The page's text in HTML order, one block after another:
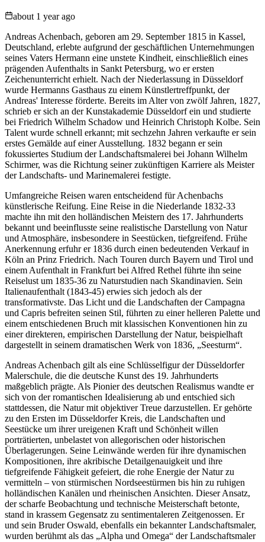
about 1 year ago
Andreas Achenbach, geboren am 29. September 1815 in Kassel,
Deutschland, erlebte aufgrund der geschäftlichen Unternehmungen
seines Vaters Hermann eine unstete Kindheit, einschließlich eines
prägenden Aufenthalts in Sankt Petersburg, wo er ersten
Zeichenunterricht erhielt. Nach der Niederlassung in Düsseldorf
wurde Hermanns Gasthaus zu einem Künstlertreffpunkt, der
Andreas' Interesse förderte. Bereits im Alter von zwölf Jahren, 1827,
schrieb er sich an der Kunstakademie Düsseldorf ein und studierte
bei Friedrich Wilhelm Schadow und Heinrich Christoph Kolbe. Sein
Talent wurde schnell erkannt; mit sechzehn Jahren verkaufte er sein
erstes Gemälde auf einer Ausstellung. 1832 begann er sein
fokussiertes Studium der Landschaftsmalerei bei Johann Wilhelm
Schirmer, was die Richtung seiner zukünftigen Karriere als Meister
der Landschafts- und Marinemalerei festigte.
Umfangreiche Reisen waren entscheidend für Achenbachs
künstlerische Reifung. Eine Reise in die Niederlande 1832-33
machte ihn mit den holländischen Meistern des 17. Jahrhunderts
bekannt und beeinflusste seine realistische Darstellung von Natur
und Atmosphäre, insbesondere in Seestücken, tiefgreifend. Frühe
Anerkennung erfuhr er 1836 durch einen bedeutenden Verkauf in
Köln an Prinz Friedrich. Nach Touren durch Bayern und Tirol und
einem Aufenthalt in Frankfurt bei Alfred Rethel führte ihn seine
Reiselust um 1835-36 zu Naturstudien nach Skandinavien. Sein
Italienaufenthalt (1843-45) erwies sich jedoch als der
transformativste. Das Licht und die Landschaften der Campagna
und Capris befreiten seinen Stil, führten zu einer helleren Palette und
einem entschiedenen Bruch mit klassischen Konventionen hin zu
einer direkteren, empirischen Darstellung der Natur, beispielhaft
dargestellt in seinem dramatischen Werk von 1836, „Seesturm“.
Andreas Achenbach gilt als eine Schlüsselfigur der Düsseldorfer
Malerschule, die die deutsche Kunst des 19. Jahrhunderts
maßgeblich prägte. Als Pionier des deutschen Realismus wandte er
sich von der romantischen Idealisierung ab und entschied sich
stattdessen, die Natur mit objektiver Treue darzustellen. Er gehörte
zu den Ersten im Düsseldorfer Kreis, die Landschaften und
Seestücke um ihrer ureigenen Kraft und Schönheit willen
porträtierten, unbelastet von allegorischen oder historischen
Überlagerungen. Seine Leinwände werden für ihre dynamischen
Kompositionen, ihre akribische Detailgenauigkeit und ihre
tiefgreifende Fähigkeit gefeiert, die rohe Energie der Natur zu
vermitteln – von stürmischen Nordseestürmen bis hin zu ruhigen
holländischen Kanälen und rheinischen Ansichten. Dieser Ansatz,
der scharfe Beobachtung und technische Meisterschaft betonte,
stand in krassem Gegensatz zu sentimentaleren Zeitgenossen. Er
und sein Bruder Oswald, ebenfalls ein bekannter Landschaftsmaler,
wurden berühmt als das „Alpha und Omega“ der Landschaftsmaler